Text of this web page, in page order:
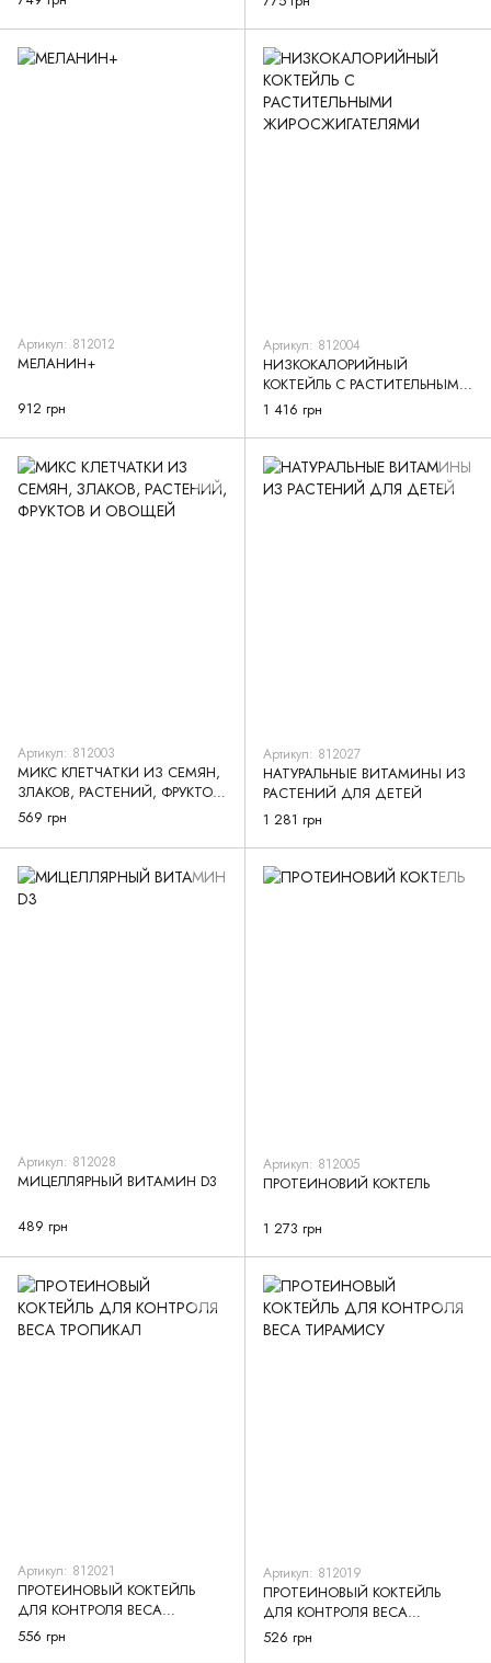
Артикул: 812012
МЕЛАНИН+
912 грн
Артикул: 812004
НИЗКОКАЛОРИЙНЫЙ
КОКТЕЙЛЬ С РАСТИТЕЛЬНЫМИ
ЖИРОСЖИГАТЕЛЯМИ
1 416 грн
Артикул: 812003
МИКС КЛЕТЧАТКИ ИЗ СЕМЯН,
ЗЛАКОВ, РАСТЕНИЙ, ФРУКТОВ
И ОВОЩЕЙ
569 грн
Артикул: 812027
НАТУРАЛЬНЫЕ ВИТАМИНЫ ИЗ
РАСТЕНИЙ ДЛЯ ДЕТЕЙ
1 281 грн
Артикул: 812028
МИЦЕЛЛЯРНЫЙ ВИТАМИН D3
489 грн
Артикул: 812005
ПРОТЕИНОВИЙ КОКТЕЛЬ
1 273 грн
Артикул: 812021
ПРОТЕИНОВЫЙ КОКТЕЙЛЬ
ДЛЯ КОНТРОЛЯ ВЕСА
ТРОПИКАЛ
556 грн
Артикул: 812019
ПРОТЕИНОВЫЙ КОКТЕЙЛЬ
ДЛЯ КОНТРОЛЯ ВЕСА
ТИРАМИСУ
526 грн